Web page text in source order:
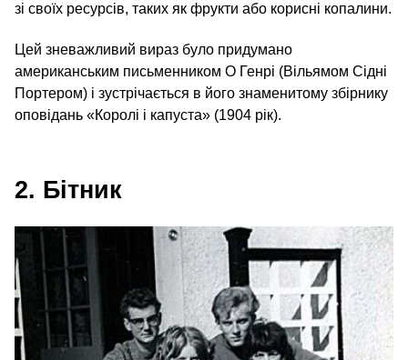
зі своїх ресурсів, таких як фрукти або корисні копалини.
Цей зневажливий вираз було придумано
американським письменником О Генрі (Вільямом Сідні
Портером) і зустрічається в його знаменитому збірнику
оповідань «Королі і капуста» (1904 рік).
2. Бітник